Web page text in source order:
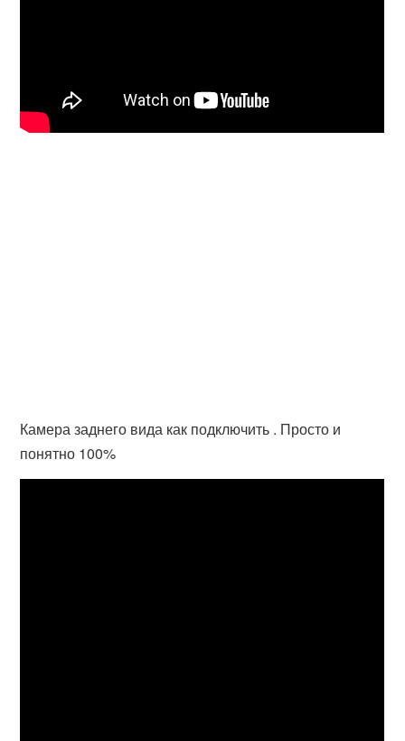
Камера заднего вида как подключить . Просто и
понятно 100%